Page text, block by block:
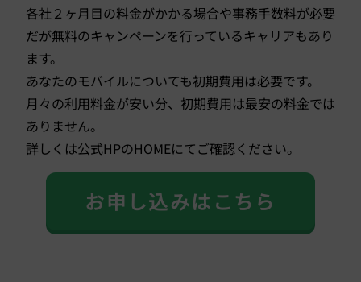
各社２ヶ月目の料金がかかる場合や事務手数料が必要
だが無料のキャンペーンを行っているキャリアもあり
ます。
あなたのモバイルについても初期費用は必要です。
月々の利用料金が安い分、初期費用は最安の料金では
ありません。
詳しくは公式HPのHOMEにてご確認ください。
お申し込みはこちら